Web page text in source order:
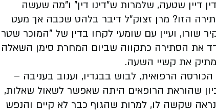
דיין שטעה, שלמרות ש"דינו דין" ו"מה שעשה
הזו? מרן זצוק"ל דיבר בלהט שכבה אך מעט
שורו, ועיין עם שומעי לקחו בדין של "המוכר שטר
את הסתירה כתקווה שביום המחרת סימן השאלה
את קשיי השעה.
בשעה 12.30. מרן ישב על הכורסה הרפואית, לבוש בבגדיו, וענוב בעניבה –
שהוראת הרופאים היתה שאפשר לשאול שאלות,
שקשה לו, למרות שהגוף כבר לא קיים והנפש